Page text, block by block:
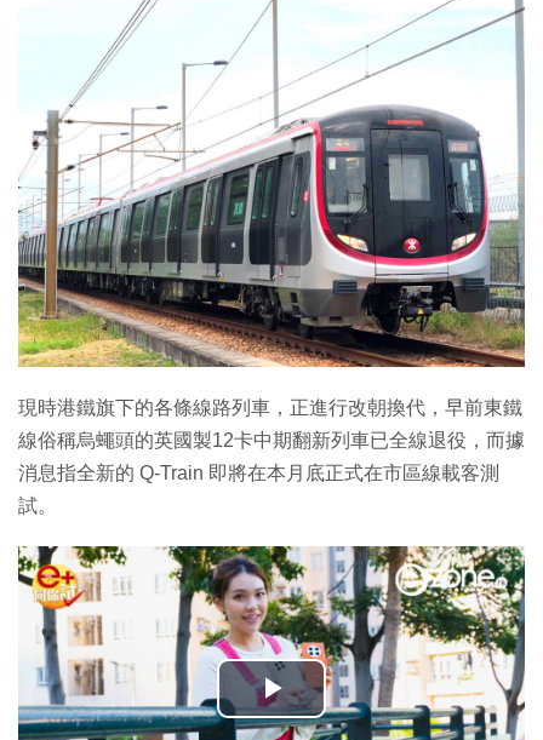
現時港鐵旗下的各條線路列車，正進行改朝換代，早前東鐵
線俗稱烏蠅頭的英國製12卡中期翻新列車已全線退役，而據
消息指全新的 Q-Train 即將在本月底正式在市區線載客測
試。
播